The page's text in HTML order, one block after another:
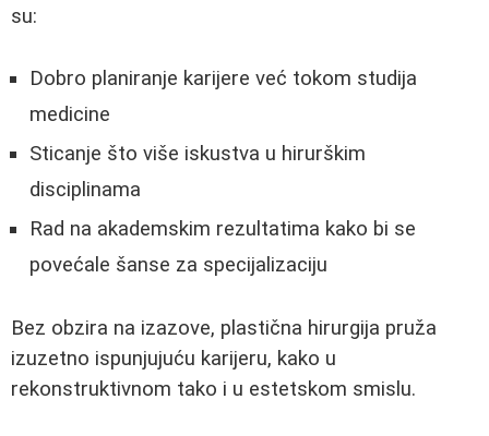
su:
Dobro planiranje karijere već tokom studija
medicine
Sticanje što više iskustva u hirurškim
disciplinama
Rad na akademskim rezultatima kako bi se
povećale šanse za specijalizaciju
Bez obzira na izazove, plastična hirurgija pruža
izuzetno ispunjujuću karijeru, kako u
rekonstruktivnom tako i u estetskom smislu.